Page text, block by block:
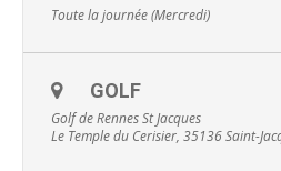
Toute la journée (Mercredi)
GOLF
Golf de Rennes St Jacques
Le Temple du Cerisier, 35136 Saint-